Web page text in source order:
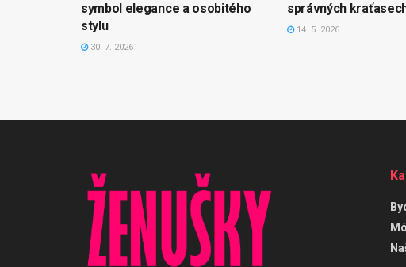
symbol elegance a osobitého
stylu
30. 7. 2026
správných
14. 5. 2026